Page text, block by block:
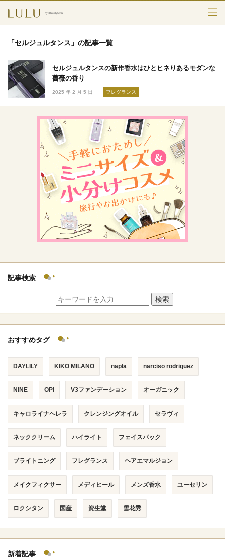
スキンケア
メークアップ
エイジングケア
フレグランス
ボディ＆ヘア
ライフスタイル
検索
「セルジュルタンス」の記事一覧
セルジュルタンスの新作香水はひとヒネりあるモダンな
薔薇の香り
2025 年 2 月 5 日 フレグランス
記事検索
検索
おすすめタグ
DAYLILY KIKO MILANO napla narciso rodriguez
NiNE OPI V3ファンデーション オーガニック
キャロライナヘレラ クレンジングオイル セラヴィ
ネッククリーム ハイライト フェイスパック
ブライトニング フレグランス ヘアエマルジョン
メイクフィクサー メディヒール メンズ香水 ユーセリン
ロクシタン 国産 資生堂 雪花秀
新着記事